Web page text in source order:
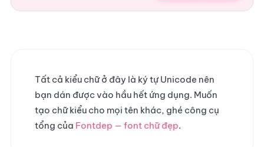
Tất cả kiểu chữ ở đây là ký tự Unicode nên
bạn dán được vào hầu hết ứng dụng. Muốn
tạo chữ kiểu cho mọi tên khác, ghé công cụ
tổng của Fontdep — font chữ đẹp.